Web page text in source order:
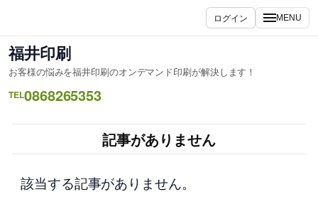
を
ス
キ
ッ
ログイン MENU
福井印刷
お客様の悩みを福井印刷のオンデマンド印刷が解決します！
TEL0868265353
記事がありません
該当する記事がありません。